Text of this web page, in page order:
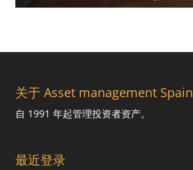
关于 Asset management Spain
自 1991 年起管理投资者资产。
最近登录